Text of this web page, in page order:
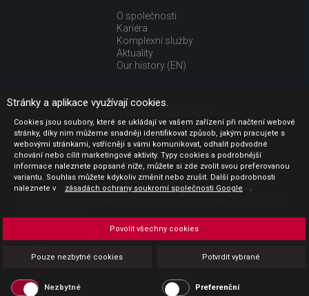
O společnosti
Kariéra
Komplexní služby
Aktuality
Our history (EN)
UŽITEČNÉ ODKAZY
Jak nakupovat
Obchodní podmínky
GDPR - ochrana osobních údajů
Profil zadavatele
Sdělení před uzavřením kupní smlouvy pro spotřebitele
Platba
Povinná publicita
Stránky a aplikace využívají cookies.
Cookies jsou soubory, které se ukládají ve vašem zařízení při načtení webové
stránky, díky nim můžeme snadněji identifikovat způsob, jakým pracujete s
webovými stránkami, vstřícněji s vámi komunikovat, odhalit podvodné
chování nebo cílit marketingové aktivity. Typy cookies a podrobnější
informace naleznete popsané níže, můžete si zde zvolit svou preferovanou
variantu. Souhlas můžete kdykoliv změnit nebo zrušit. Další podrobnosti
naleznete v
zásadách ochrany soukromí společnosti Google .
Pouze nezbytné cookies Potvrdit vybrané
Povolit všechny cookies
Nezbytné Preferenční